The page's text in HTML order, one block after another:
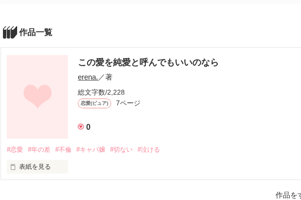
作品一覧
この愛を純愛と呼んでもいいのなら
erena.／著
総文字数/2,228
恋愛(ピュア) 7ページ
0
#恋愛 #年の差 #不倫 #キャバ嬢 #切ない #泣ける
表紙を見る
作品を